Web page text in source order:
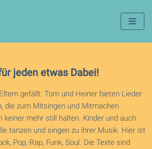
jeden etwas Dabei!
gefällt. Tom und Heiner bieten Lieder
die zum Mitsingen und Mitmachen
keiner mehr still halten. Kinder und auch
tanzen und singen zu ihrer Musik. Hier ist
Pop, Rap, Funk, Soul. Die Texte sind